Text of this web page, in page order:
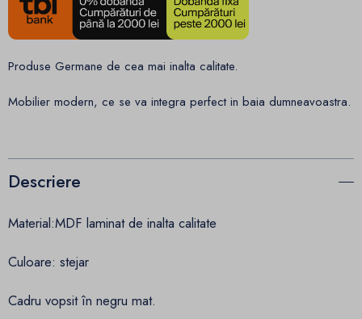
Produse Germane de cea mai inalta calitate.
Mobilier modern, ce se va integra perfect in baia dumneavoastra.
Descriere
Material:MDF laminat de inalta calitate
Culoare: stejar
Cadru vopsit în negru mat.